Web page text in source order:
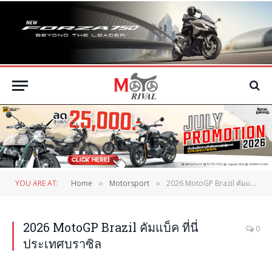
YOU ARE AT: Home » Motorsport » 2026 MotoGP Brazil คัมแบ็ค ที่นี่ประเทศบราซิล
2026 MotoGP Brazil คัมแบ็ค ที่นี่
ประเทศบราซิล
0